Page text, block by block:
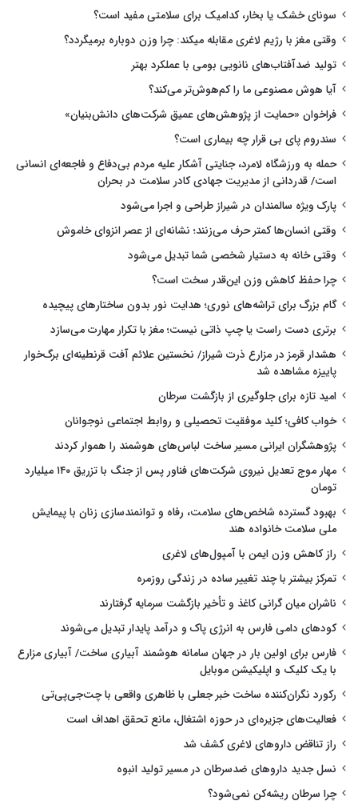
سونای خشک یا بخار، کدامیک برای سلامتی مفید است؟
وقتی مغز با رژیم لاغری مقابله میکند: چرا وزن دوباره برمیگردد؟
تولید ضدآفتاب‌های نانویی بومی با عملکرد بهتر
آیا هوش مصنوعی ما را کم‌هوش‌تر می‌کند؟
فراخوان «حمایت از پژوهش‌های عمیق شرکت‌های دانش‌بنیان»
سندروم پای بی قرار چه بیماری است؟
حمله به ورزشگاه لامرد، جنایتی آشکار علیه مردم بی‌دفاع و فاجعه‌ای انسانی
است/ قدردانی از مدیریت جهادی کادر سلامت در بحران
پارک ویژه سالمندان در شیراز طراحی و اجرا می‌شود
وقتی انسان‌ها کمتر حرف می‌زنند؛ نشانه‌ای از عصر انزوای خاموش
وقتی خانه به دستیار شخصی شما تبدیل می‌شود
چرا حفظ کاهش وزن این‌قدر سخت است؟
گام بزرگ برای تراشه‌های نوری؛ هدایت نور بدون ساختارهای پیچیده
برتری دست راست یا چپ ذاتی نیست؛ مغز با تکرار مهارت می‌سازد
هشدار قرمز در مزارع ذرت شیراز/ نخستین علائم آفت قرنطینه‌ای برگ‌خوار
پاییزه مشاهده شد
امید تازه برای جلوگیری از بازگشت سرطان
خواب کافی؛ کلید موفقیت تحصیلی و روابط اجتماعی نوجوانان
پژوهشگران ایرانی مسیر ساخت لباس‌های هوشمند را هموار کردند
مهار موج تعدیل نیروی شرکت‌های فناور پس از جنگ با تزریق ۱۴۰ میلیارد
تومان
بهبود گسترده شاخص‌های سلامت، رفاه و توانمندسازی زنان با پیمایش
ملی سلامت خانواده هند
راز کاهش وزن ایمن با آمپول‌های لاغری
تمرکز بیشتر با چند تغییر ساده در زندگی روزمره
ناشران میان گرانی کاغذ و تأخیر بازگشت سرمایه گرفتارند
کودهای دامی فارس به انرژی پاک و درآمد پایدار تبدیل می‌شوند
فارس برای اولین بار در جهان سامانه هوشمند آبیاری ساخت/ آبیاری مزارع
با یک کلیک و اپلیکیشن موبایل
رکورد نگران‌کننده ساخت خبر جعلی با ظاهری واقعی با چت‌جی‌پی‌تی
فعالیت‌های جزیره‌ای در حوزه اشتغال، مانع تحقق اهداف است
راز تناقض داروهای لاغری کشف شد
نسل جدید داروهای ضدسرطان در مسیر تولید انبوه
چرا سرطان ریشه‌کن نمی‌شود؟